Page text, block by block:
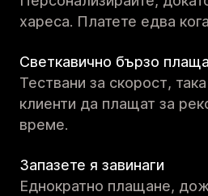
хареса. Платете едва
Светкавично бързо
Тествани за скорост,
клиенти да плащат за
време.
Запазете я завинаги
Еднократно плащане,